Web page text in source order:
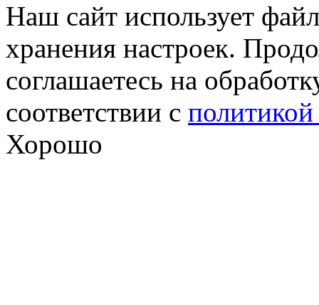
Наш сайт использует
хранения настроек.
соглашаетесь на
соответствии с
Хорошо